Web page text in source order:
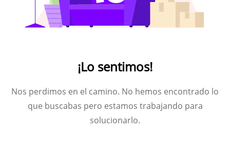
¡Lo sentimos!
Nos perdimos en el camino. No hemos encontrado lo
que buscabas pero estamos trabajando para
solucionarlo.